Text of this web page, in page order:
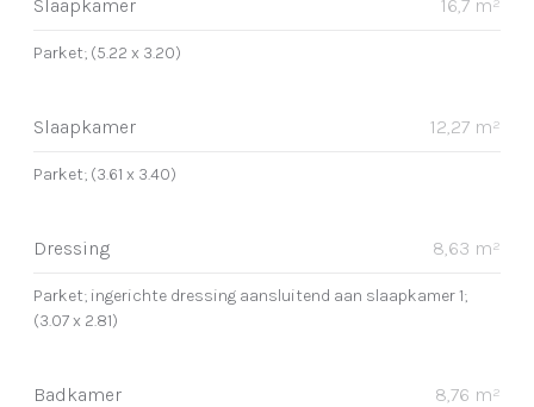
Slaapkamer 16,7 m²
Parket; (5.22 x 3.20)
Slaapkamer 12,27 m²
Parket; (3.61 x 3.40)
Dressing 8,63 m²
Parket; ingerichte dressing aansluitend aan slaapkamer 1;
(3.07 x 2.81)
Badkamer 8,76 m²